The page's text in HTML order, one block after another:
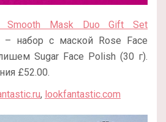
Smooth Mask Duo Gift Set
– набор с маской Rose Face
Sugar Face Polish (30 г).
£52.00.
, lookfantastic.com